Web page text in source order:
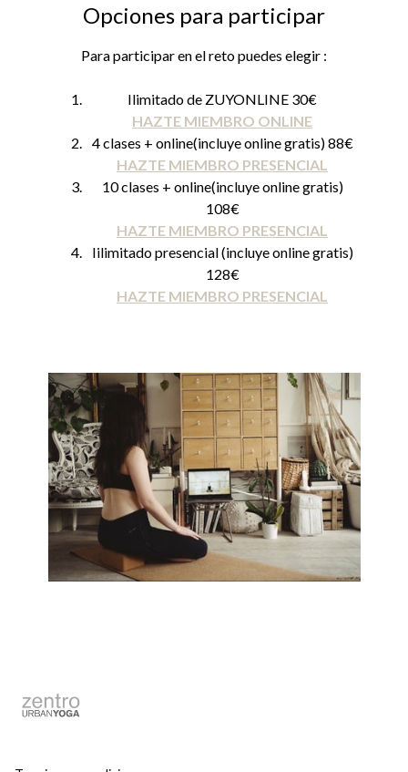
Opciones para participar
Para participar en el reto puedes elegir :
Ilimitado de ZUYONLINE 30€
HAZTE MIEMBRO ONLINE
4 clases + online(incluye online gratis) 88€
HAZTE MIEMBRO PRESENCIAL
10 clases + online(incluye online gratis)
108€
HAZTE MIEMBRO PRESENCIAL
Iilimitado presencial (incluye online gratis)
128€
HAZTE MIEMBRO PRESENCIAL